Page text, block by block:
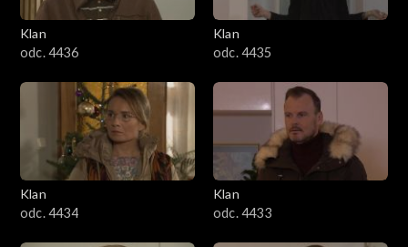
Klan
odc. 4436
Klan
odc. 4435
Klan
odc. 4434
Klan
odc. 4433